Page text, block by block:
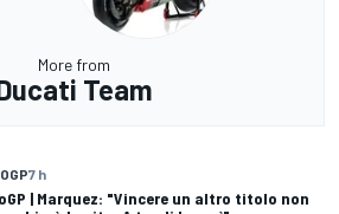
More from
Team
7 h
| Marquez: "Vincere un altro titolo non